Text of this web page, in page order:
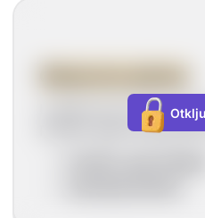
U glasovnom pismu
Primjeri glasovnog